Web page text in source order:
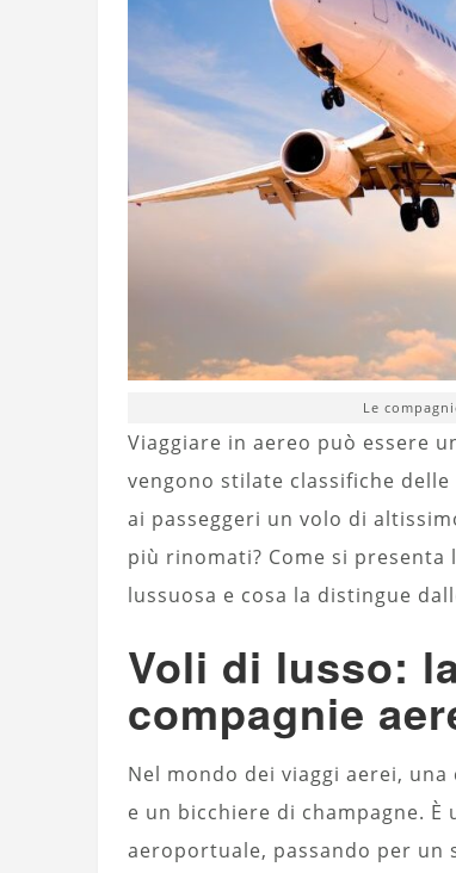
Le
Viaggiare in aereo può essere
vengono stilate classifiche
ai passeggeri un volo di
più rinomati? Come si presenta
lussuosa e cosa la distingue
Voli di lusso:
compagnie
Nel mondo dei viaggi aerei,
e un bicchiere di champagne.
aeroportuale, passando per un